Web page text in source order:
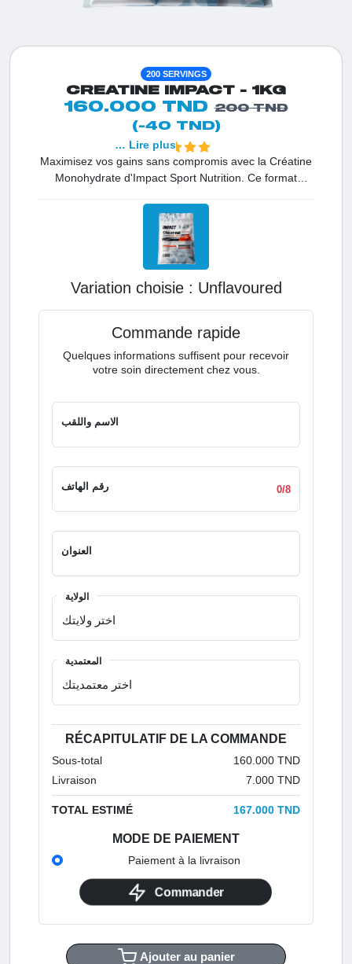
200 SERVINGS
CREATINE IMPACT - 1KG
160.000 TND 200 TND
(-40 TND)
Maximisez vos gains sans compromis avec la Créatine
Monohydrate d'Impact Sport Nutrition. Ce format
99,9% (testée HPLC), garantissant aux sportifs en
Tunisie une efficacité brute pour la force, l'endurance
et la croissance musculaire, le tout à un prix
imbattable.
… Lire plus
Variation choisie : unflavoured
Commande rapide
Quelques informations suffisent pour recevoir
votre soin directement chez vous.
الاسم واللقب
رقم الهاتف 0/8
العنوان
الولاية
المعتمدية
RÉCAPITULATIF DE LA COMMANDE
Sous-total
160.000 TND
Livraison
7.000 TND
TOTAL ESTIMÉ 167.000 TND
MODE DE PAIEMENT
Paiement à la livraison
Commander
Ajouter au panier